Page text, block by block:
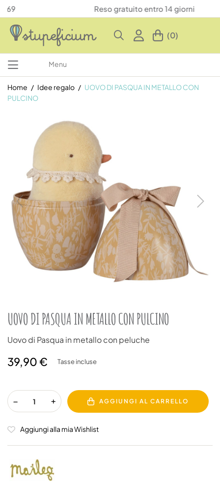
Reso gratuito entro 14 giorni
(0)
Menu
Home Idee regalo
UOVO DI PASQUA IN METALLO CON
PULCINO
UOVO DI PASQUA IN METALLO CON PULCINO
Uovo di Pasqua in metallo con peluche
39,90 € Tasse incluse
AGGIUNGI AL CARRELLO
Aggiungi alla mia Wishlist